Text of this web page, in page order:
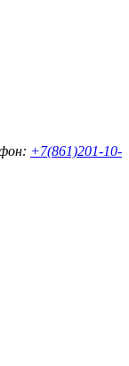
+7(861)201-10-